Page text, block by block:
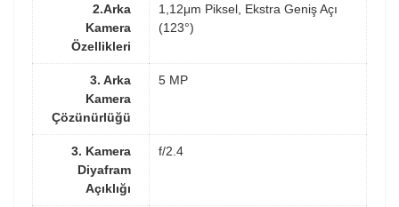
2.Arka
Kamera
Özellikleri
1,12μm Piksel, Ekstra Geniş Açı
(123°)
3. Arka
Kamera
Çözünürlüğü
5 MP
3. Kamera
Diyafram
Açıklığı
f/2.4